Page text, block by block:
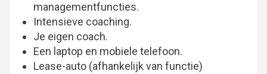
managementfuncties.
Intensieve coaching.
Je eigen coach.
Een laptop en mobiele telefoon.
Lease-auto (afhankelijk van functie)